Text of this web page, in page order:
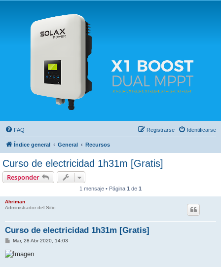
Solax FAQ
Lugar para intercambiar dudas sobre inversores solares Solax y temas relacionados.
FAQ Identificarse
Registrarse
Índice general General Recursos
Curso de electricidad 1h31m [Gratis]
Responder
1 mensaje • Página 1 de 1
Ahriman
Administrador del Sitio
Curso de electricidad 1h31m [Gratis]
M
n
s
Mar, 28 Abr 2020, 14:03